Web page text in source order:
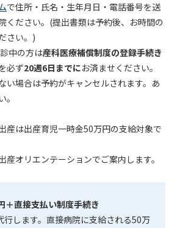
で住所・氏名・生年月日・電話番号を送
ください。(提出書類は予約後、お時間の
さい。)
中の方は産科医療補償制度の登録手続き
必ず20週6日までにお済ませください。
い場合は予約がキャンセルされます。あ
産は出産育児一時金50万円の支給対象で
オリエンテーションでご案内します。
＋直接支払い制度手続き
行します。直接病院に支給される50万